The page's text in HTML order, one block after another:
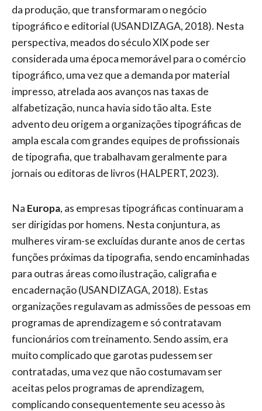
da produção, que transformaram o negócio
tipográfico e editorial (USANDIZAGA, 2018). Nesta
perspectiva, meados do século XIX pode ser
considerada uma época memorável para o comércio
tipográfico, uma vez que a demanda por material
impresso, atrelada aos avanços nas taxas de
alfabetização, nunca havia sido tão alta. Este
advento deu origem a organizações tipográficas de
ampla escala com grandes equipes de profissionais
de tipografia, que trabalhavam geralmente para
jornais ou editoras de livros (HALPERT, 2023).
Na Europa, as empresas tipográficas continuaram a
ser dirigidas por homens. Nesta conjuntura, as
mulheres viram-se excluídas durante anos de certas
funções próximas da tipografia, sendo encaminhadas
para outras áreas como ilustração, caligrafia e
encadernação (USANDIZAGA, 2018). Estas
organizações regulavam as admissões de pessoas em
programas de aprendizagem e só contratavam
funcionários com treinamento. Sendo assim, era
muito complicado que garotas pudessem ser
contratadas, uma vez que não costumavam ser
aceitas pelos programas de aprendizagem,
complicando consequentemente seu acesso às